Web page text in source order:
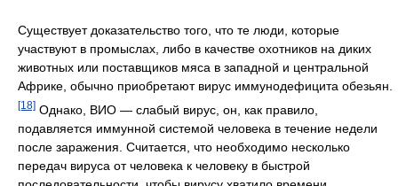
Существует доказательство того, что те люди, которые
участвуют в промыслах, либо в качестве охотников на диких
животных или поставщиков мяса в западной и центральной
Африке, обычно приобретают вирус иммунодефицита обезьян.
[18] Однако, ВИО — слабый вирус, он, как правило,
подавляется иммунной системой человека в течение недели
после заражения. Считается, что необходимо несколько
передач вируса от человека к человеку в быстрой